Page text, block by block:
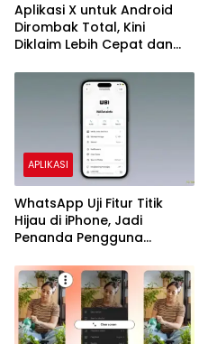
Aplikasi X untuk Android
Dirombak Total, Kini
Diklaim Lebih Cepat dan
APLIKASI
WhatsApp Uji Fitur Titik
Hijau di iPhone, Jadi
Penanda Pengguna